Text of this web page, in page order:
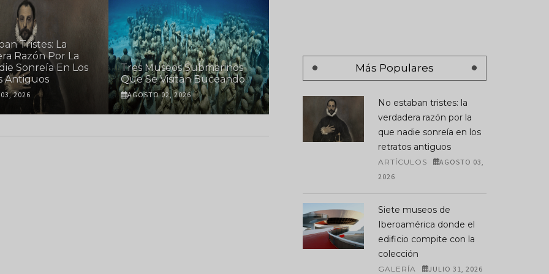
Tristes: La
Razón Por La
Sonreía En Los
Antiguos
2026
Tres Museos Submarinos
Que Se Visitan Buceando
AGOSTO 02, 2026
Se Juega En Los Museos: El
Otro Duelo Antes De La
Final
JULIO 17, 2026
Hiroshima Y Una
Decidió Conservar
Siempre
Más Populares
No estaban tristes: la
verdadera razón por la
que nadie sonreía en los
retratos antiguos
ARTÍCULOS
AGOSTO 03,
2026
Siete museos de
Iberoamérica donde el
edificio compite con la
colección
GALERÍA JULIO 31, 2026